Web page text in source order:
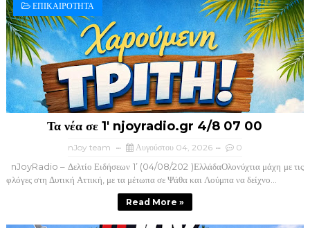
ΕΠΙΚΑΙΡΟΤΗΤΑ
Τα νέα σε 1' njoyradio.gr 4/8 07 00
nJoy team Αυγούστου 04, 2026 0
nJoyRadio – Δελτίο Ειδήσεων 1’ (04/08/202 )ΕλλάδαΟλονύχτια μάχη με τις
φλόγες στη Δυτική Αττική, με τα μέτωπα σε Ψάθα και Λούμπα να δείχνο...
Read More »